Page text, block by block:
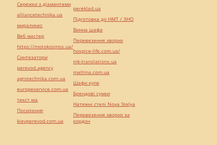
Сережки з діамантами
alliancetechnika.ua
миралинкс
Веб мастер
https://motokosmos.ua/
Синтезатори
perevod.agency
agrotechnika.com.ua
europeservice.com.ua
текст юа
Посилання
kievperevod.com.ua
pereklad.ua
Підготовка до НМТ / ЗНО
Винна шафа
Перевезення хворих
hospice-life.com.ua/
mk-translations.ua
maltina.com.ua
Шафи купе
Брендові сумки
Натяжні стелі Nova Stelya
Перевезення хворих за
кордон